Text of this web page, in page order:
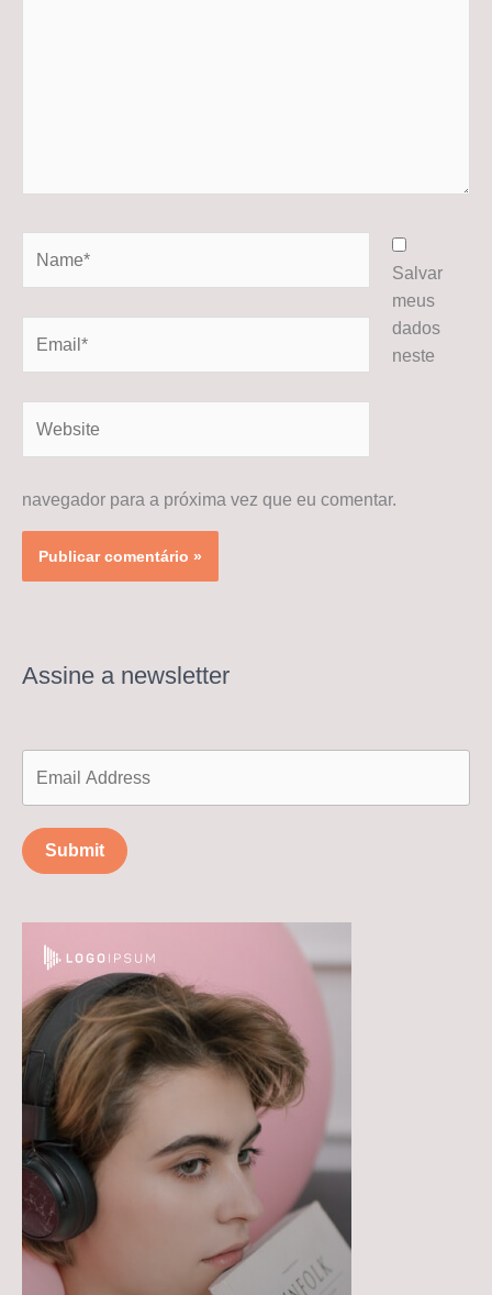
Salvar
meus
dados
neste
navegador para a próxima vez que eu comentar.
Assine a newsletter
Submit